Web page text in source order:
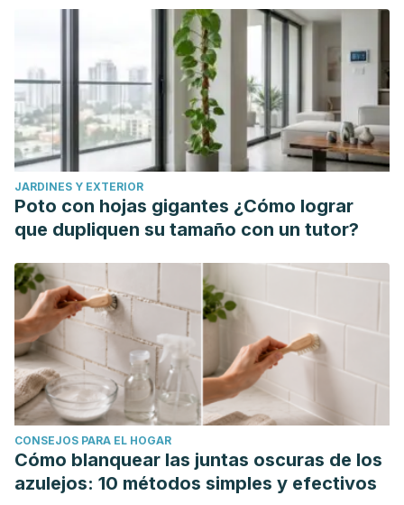
JARDINES Y EXTERIOR
Poto con hojas gigantes ¿Cómo lograr
que dupliquen su tamaño con un tutor?
CONSEJOS PARA EL HOGAR
Cómo blanquear las juntas oscuras de los
azulejos: 10 métodos simples y efectivos